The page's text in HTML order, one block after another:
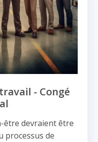
- Congé
être devraient être
processus de